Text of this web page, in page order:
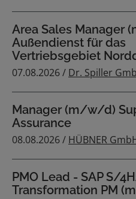
Area Sales Manager
Außendienst für das
Vertriebsgebiet
07.08.2026 / Dr. Spiller
Manager (m/w/d)
Assurance
08.08.2026 / HÜBNER
PMO Lead - SAP S/
Transformation PM